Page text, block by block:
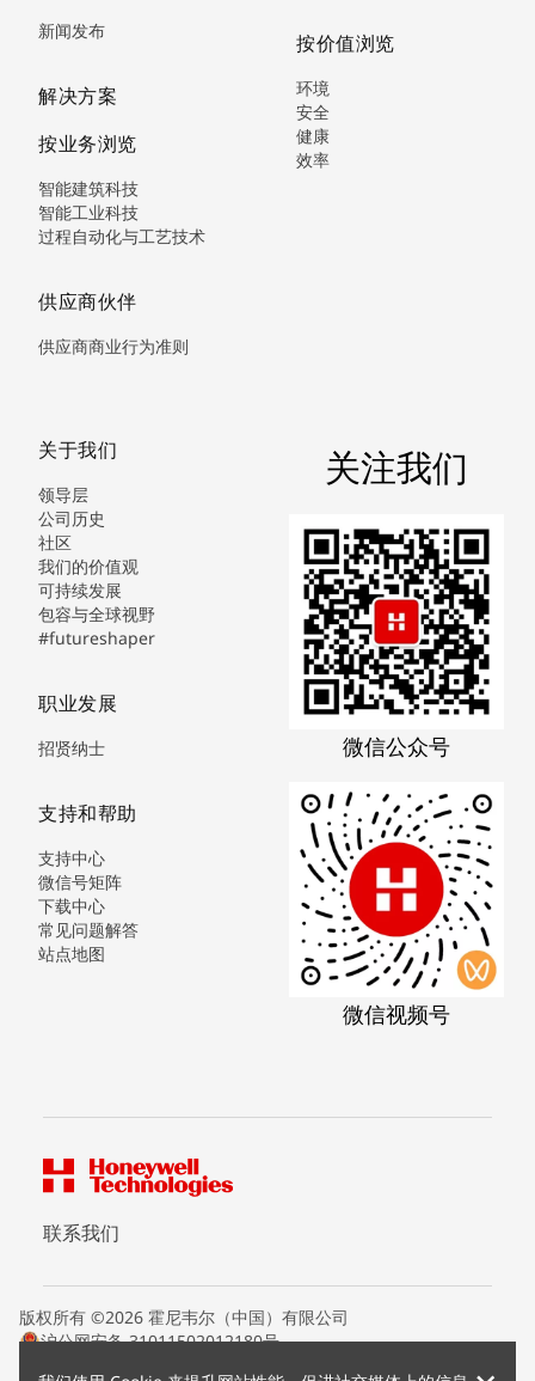
新闻发布
解决方案
按业务浏览
智能建筑科技
智能工业科技
过程自动化与工艺技术
供应商伙伴
供应商商业行为准则
按价值浏览
环境
安全
健康
效率
关于我们
领导层
公司历史
社区
我们的价值观
可持续发展
包容与全球视野
#futureshaper
职业发展
招贤纳士
支持和帮助
支持中心
微信号矩阵
下载中心
常见问题解答
站点地图
关注我们
微信公众号
微信视频号
联系我们
版权所有 ©2026 霍尼韦尔（中国）有限公司
沪公网安备 31011502012180号